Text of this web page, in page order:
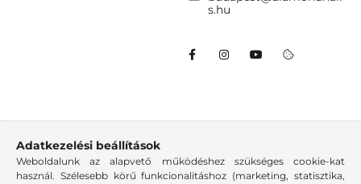
s.hu
Adatkezelési beállítások
Weboldalunk az alapvető működéshez szükséges cookie-kat
használ. Szélesebb körű funkcionalitáshoz (marketing, statisztika,